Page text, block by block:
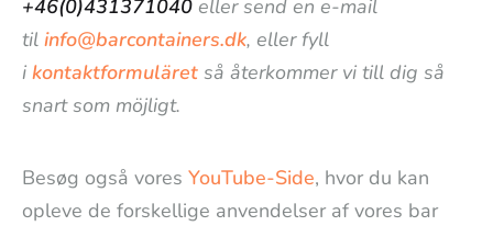
+46(0)431371040 eller send en e-mail
til info@barcontainers.dk, eller fyll
i kontaktformuläret så återkommer vi till dig så
snart som möjligt.
Besøg også vores YouTube-Side, hvor du kan
opleve de forskellige anvendelser af vores bar